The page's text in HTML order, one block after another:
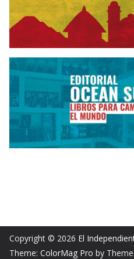
Copyright © 2026 El
Theme: ColorMag Pro by